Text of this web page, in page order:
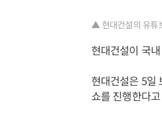
▲ 현대건설의 유튜
현대건설이 국
현대건설은 5일
쇼를 진행한다